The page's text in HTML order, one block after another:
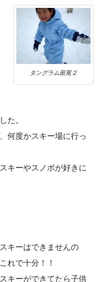
タングラム斑尾２
た。
何度かスキー場に行っ
キーやスノボが好きに
キーはできませんの
れで十分！！
キーができてたら子供